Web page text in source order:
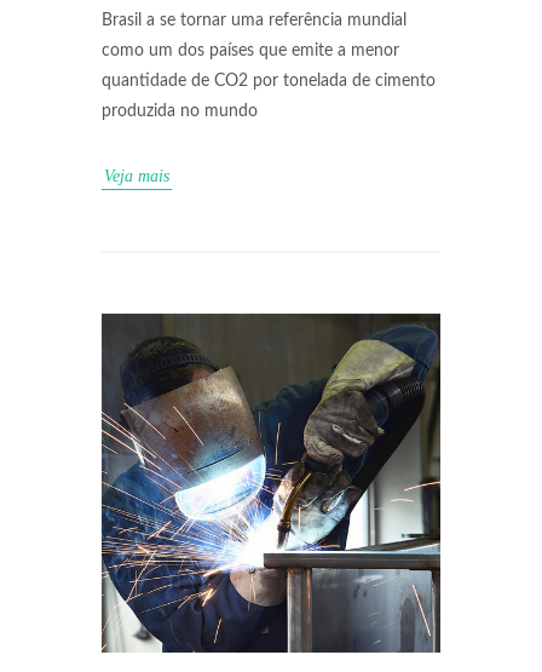
Brasil a se tornar uma referência mundial
como um dos países que emite a menor
quantidade de CO2 por tonelada de cimento
produzida no mundo
Veja mais